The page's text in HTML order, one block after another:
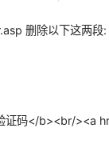
删除以下这两段:
证码</b><br/><a